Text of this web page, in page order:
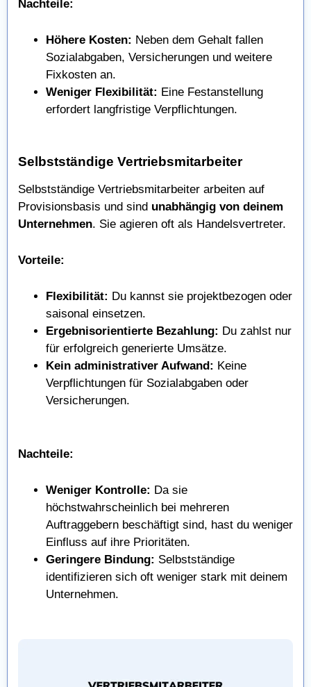
Nachteile:
Höhere Kosten: Neben dem Gehalt fallen
Sozialabgaben, Versicherungen und weitere
Fixkosten an.
Weniger Flexibilität: Eine Festanstellung
erfordert langfristige Verpflichtungen.
Selbstständige Vertriebsmitarbeiter
Selbstständige Vertriebsmitarbeiter arbeiten auf
Provisionsbasis und sind unabhängig von deinem
Unternehmen. Sie agieren oft als Handelsvertreter.
Vorteile:
Flexibilität: Du kannst sie projektbezogen oder
saisonal einsetzen.
Ergebnisorientierte Bezahlung: Du zahlst nur
für erfolgreich generierte Umsätze.
Kein administrativer Aufwand: Keine
Verpflichtungen für Sozialabgaben oder
Versicherungen.
Nachteile:
Weniger Kontrolle: Da sie
höchstwahrscheinlich bei mehreren
Auftraggebern beschäftigt sind, hast du weniger
Einfluss auf ihre Prioritäten.
Geringere Bindung: Selbstständige
identifizieren sich oft weniger stark mit deinem
Unternehmen.